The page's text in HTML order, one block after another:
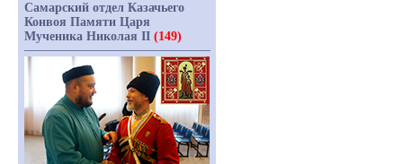
Самарский отдел Казачьего
Конвоя Памяти Царя
Мученика Николая II (149)